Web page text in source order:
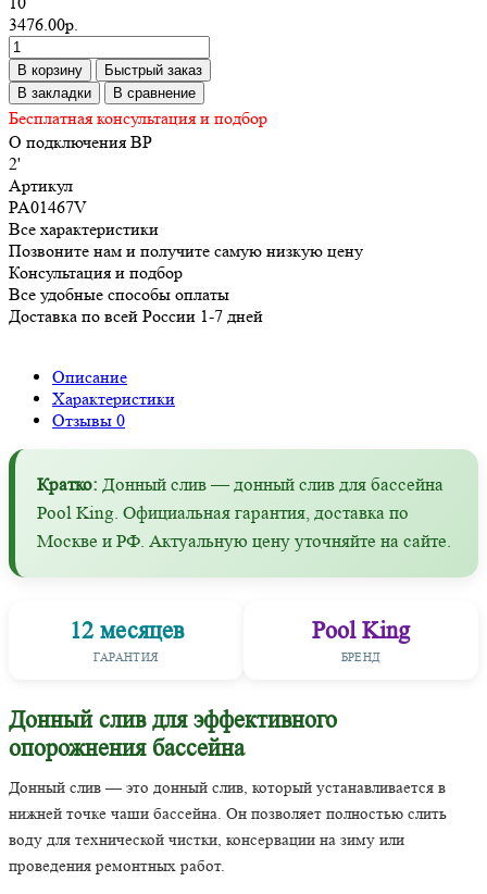
3476.00р.
В корзину
Быстрый заказ
В закладки
В сравнение
Бесплатная консультация и подбор
O подключения ВР
2'
Артикул
PA01467V
Все характеристики
Позвоните нам и получите самую низкую цену
Консультация и подбор
Все удобные способы оплаты
Доставка по всей России 1-7 дней
Описание
Характеристики
Отзывы 0
Кратко: Донный слив — донный слив для бассейна
Pool King. Официальная гарантия, доставка по
Москве и РФ. Актуальную цену уточняйте на сайте.
12 месяцев
ГАРАНТИЯ
Pool King
БРЕНД
Донный слив для эффективного
опорожнения бассейна
Донный слив — это донный слив, который устанавливается в
нижней точке чаши бассейна. Он позволяет полностью слить
воду для технической чистки, консервации на зиму или
проведения ремонтных работ.